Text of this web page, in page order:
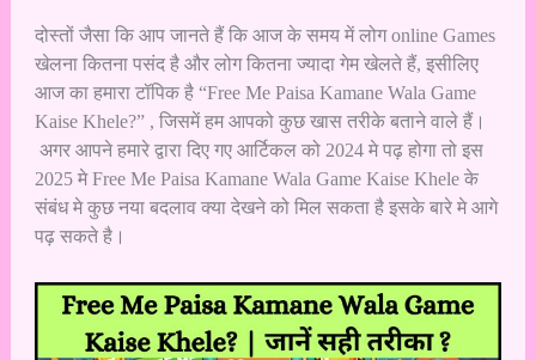
दोस्तों जैसा कि आप जानते हैं कि आज के समय में लोग online Games
खेलना कितना पसंद है और लोग कितना ज्यादा गेम खेलते हैं, इसीलिए
आज का हमारा टॉपिक है “Free Me Paisa Kamane Wala Game
Kaise Khele?” , जिसमें हम आपको कुछ खास तरीके बताने वाले हैं।
अगर आपने हमारे द्वारा दिए गए आर्टिकल को 2024 मे पढ़ होगा तो इस
2025 मे Free Me Paisa Kamane Wala GameKaise Khele के
संबंध मे कुछ नया बदलाव क्या देखने को मिल सकता है इसके बारे मे आगे
पढ़ सकते है।